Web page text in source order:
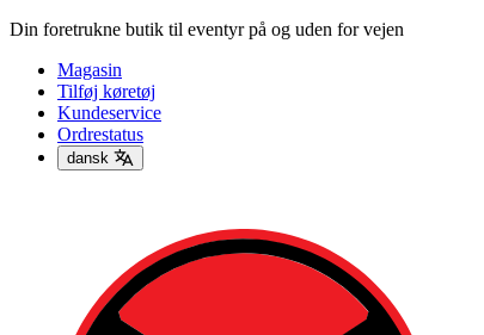
Din foretrukne butik til eventyr på og uden for vejen
Magasin
Tilføj køretøj
Kundeservice
Ordrestatus
dansk